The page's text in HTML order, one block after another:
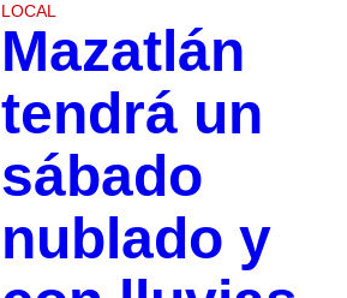
LOCAL
Mazatlán
tendrá un
sábado
nublado y